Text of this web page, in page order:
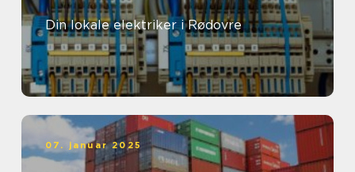
Din lokale elektriker i Rødovre
07. januar 2025